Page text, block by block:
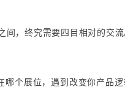
，终究需要四目相对的交
个展位，遇到改变你产品